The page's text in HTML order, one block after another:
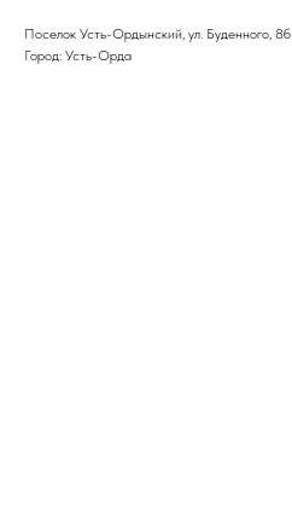
Поселок Усть-Ордынский, ул. Буденного, 8б
Город: Усть-Орда